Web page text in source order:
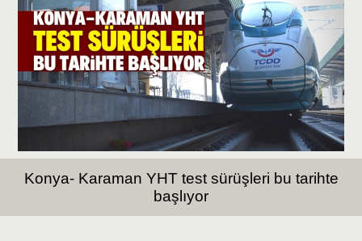
Konya- Karaman YHT test sürüşleri bu tarihte
başlıyor